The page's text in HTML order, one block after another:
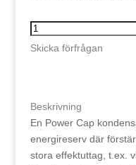
DLS
CAP
Skicka förfrågan
Beskrivning
En Power Cap
energireserv där
stora effektuttag, t.ex.